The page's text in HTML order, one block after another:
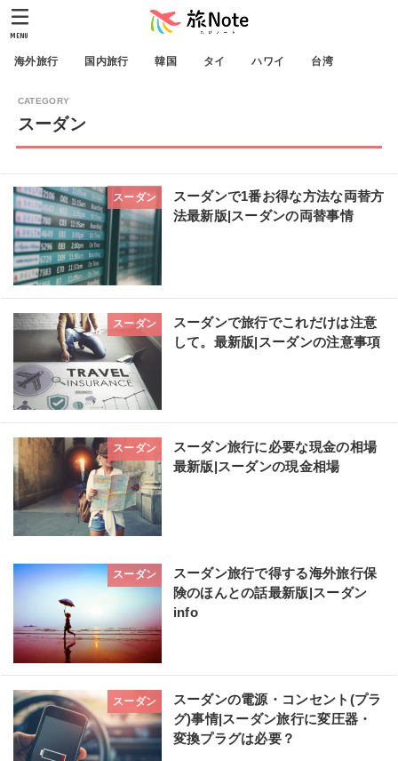
海外旅行 国内旅行 韓国 タイ ハワイ 台湾
MENU
スーダン
スーダン
スーダンで1番お得な方法な両替方
法最新版|スーダンの両替事情
スーダン
スーダンで旅行でこれだけは注意
して。最新版|スーダンの注意事項
スーダン
スーダン旅行に必要な現金の相場
最新版|スーダンの現金相場
スーダン
スーダン旅行で得する海外旅行保
険のほんとの話最新版|スーダン
info
スーダン
スーダンの電源・コンセント(プラ
グ)事情|スーダン旅行に変圧器・
変換プラグは必要？